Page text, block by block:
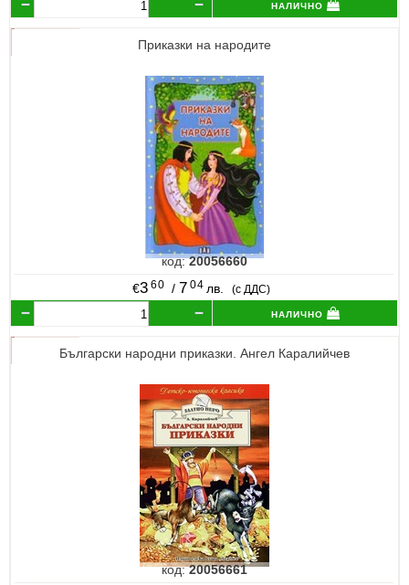
налично
Приказки на народите
код:20056660
€3 60 / 7 04 лв. (с ДДС)
налично
Български народни приказки. Ангел Каралийчев
код:20056661